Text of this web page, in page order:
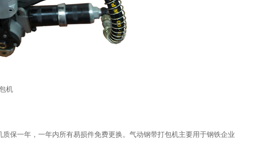
机
保一年，一年内所有易损件免费更换。气动钢带打包机主要用于钢铁企业